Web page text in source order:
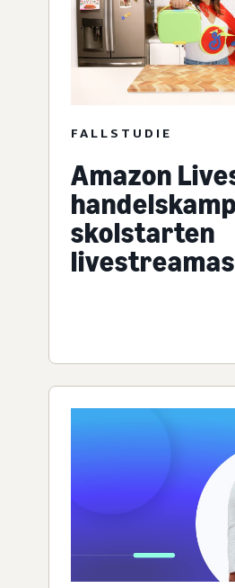
FALLSTUDIE
Amazon
skolstarten
livestreamas